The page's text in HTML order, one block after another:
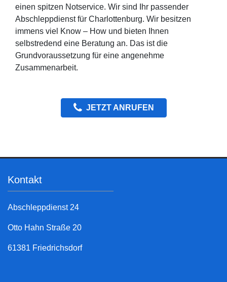
einen spitzen Notservice. Wir sind Ihr passender
Abschleppdienst für Charlottenburg. Wir besitzen
immens viel Know – How und bieten Ihnen
selbstredend eine Beratung an. Das ist die
Grundvoraussetzung für eine angenehme
Zusammenarbeit.
JETZT ANRUFEN
Kontakt
Abschleppdienst 24
Otto Hahn Straße 20
61381 Friedrichsdorf